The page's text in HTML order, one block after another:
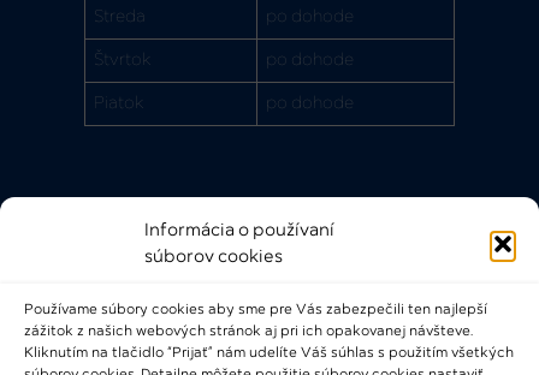
Informácia o používaní
súborov cookies
Používame súbory cookies aby sme pre Vás zabezpečili ten najlepší
zážitok z našich webových stránok aj pri ich opakovanej návšteve.
Kliknutím na tlačidlo “Prijať” nám udelíte Váš súhlas s použitím všetkých
Streda po dohode
Štvrtok po dohode
Piatok po dohode
Rýchle odkazy
Bádateľský poriadok
Knižničný a výpožičný poriadok